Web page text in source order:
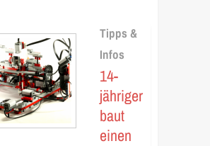
Tipps &
Infos
14-
jähriger
baut
einen